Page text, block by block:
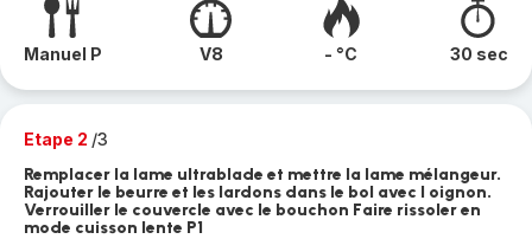
Manuel P V8 - °C 30 sec
Etape 2 /3
Remplacer la lame ultrablade et mettre la lame mélangeur.
Rajouter le beurre et les lardons dans le bol avec l oignon.
Verrouiller le couvercle avec le bouchon Faire rissoler en
mode cuisson lente P1